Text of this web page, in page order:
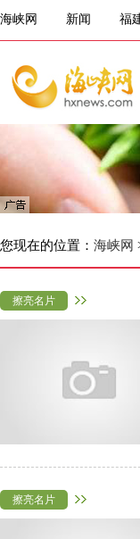
海峡网 新闻 福
您现在的位置： 海峡网
擦亮名片
擦亮名片